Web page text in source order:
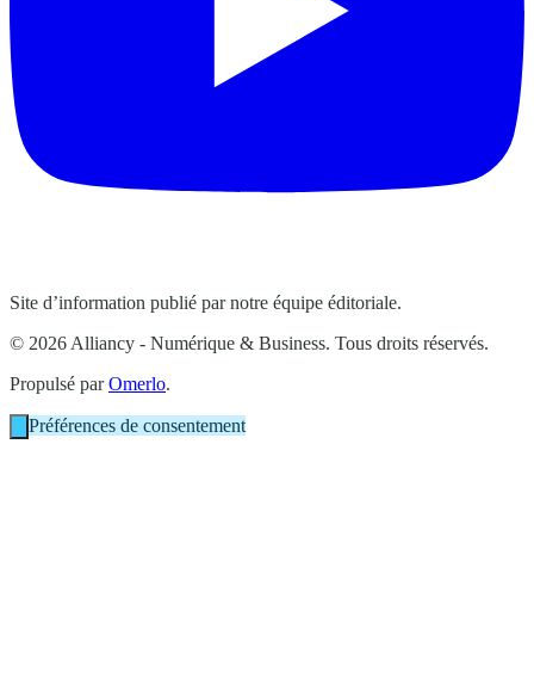
Site d’information publié par notre équipe éditoriale.
© 2026 Alliancy - Numérique & Business. Tous droits réservés.
Propulsé parOmerlo.
Préférences de consentement